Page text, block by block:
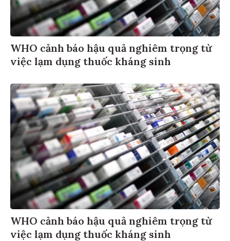
WHO cảnh báo hậu quả nghiêm trọng từ
việc lạm dụng thuốc kháng sinh
WHO cảnh báo hậu quả nghiêm trọng từ
việc lạm dụng thuốc kháng sinh